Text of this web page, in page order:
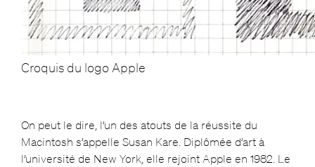
Croquis du logo Apple
On peut le dire, l’un des atouts de la réussite du
Macintosh s’appelle Susan Kare. Diplômée d’art à
l’université de New York, elle rejoint Apple en 1982. Le